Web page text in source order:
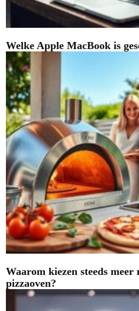
Welke Apple MacBook is
Waarom kiezen steeds meer
pizzaoven?